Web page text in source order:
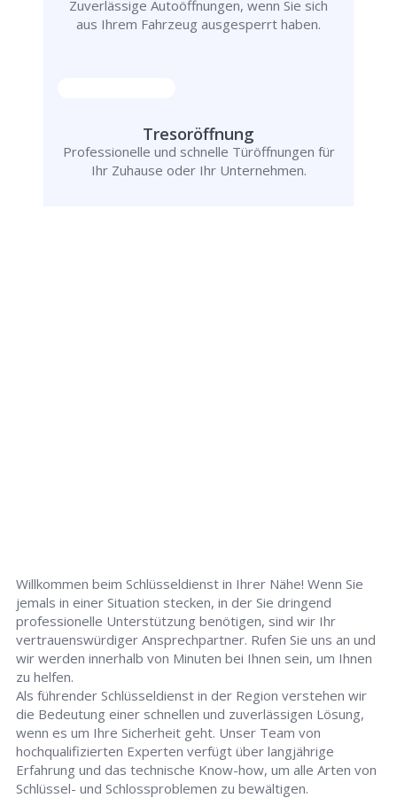
Zuverlässige Autoöffnungen, wenn Sie sich
aus Ihrem Fahrzeug ausgesperrt haben.
Tresoröffnung
Professionelle und schnelle Türöffnungen für
Ihr Zuhause oder Ihr Unternehmen.
Willkommen beim Schlüsseldienst in Ihrer Nähe! Wenn Sie
jemals in einer Situation stecken, in der Sie dringend
professionelle Unterstützung benötigen, sind wir Ihr
vertrauenswürdiger Ansprechpartner. Rufen Sie uns an und
wir werden innerhalb von Minuten bei Ihnen sein, um Ihnen
zu helfen.
Als führender Schlüsseldienst in der Region verstehen wir
die Bedeutung einer schnellen und zuverlässigen Lösung,
wenn es um Ihre Sicherheit geht. Unser Team von
hochqualifizierten Experten verfügt über langjährige
Erfahrung und das technische Know-how, um alle Arten von
Schlüssel- und Schlossproblemen zu bewältigen.